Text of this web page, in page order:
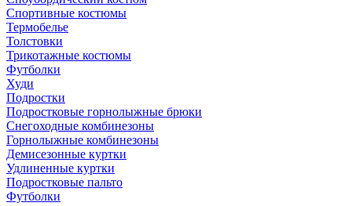
Спортивные костюмы
Термобелье
Толстовки
Трикотажные костюмы
Футболки
Худи
Подростки
Подростковые горнолыжные брюки
Снегоходные комбинезоны
Горнолыжные комбинезоны
Демисезонные куртки
Удлиненные куртки
Подростковые пальто
Футболки